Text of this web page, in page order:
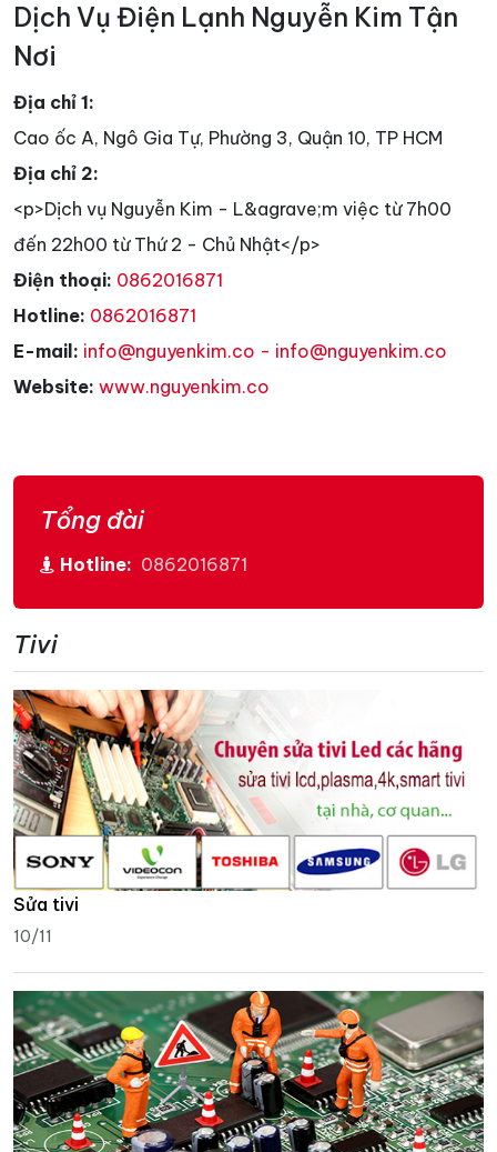
Dịch Vụ Điện Lạnh Nguyễn Kim Tận
Nơi
Địa chỉ 1:
Cao ốc A, Ngô Gia Tự, Phường 3, Quận 10, TP HCM
Địa chỉ 2:
<p>Dịch vụ Nguyễn Kim - L&agrave;m việc từ 7h00
đến 22h00 từ Thứ 2 - Chủ Nhật</p>
Điện thoại: 0862016871
Hotline: 0862016871
E-mail: info@nguyenkim.co - info@nguyenkim.co
Website: www.nguyenkim.co
Tổng đài
Hotline: 0862016871
Tivi
Sửa tivi
10/11